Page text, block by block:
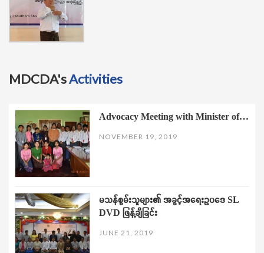
MDCDA'sActivities
Advocacy Meeting with Minister of…
NOVEMBER 19, 2019
မသန်စွမ်းသူများ၏ အခွင့်အရေးဥပဒေ SL
DVD ဖြန့်ချိခြင်း
JUNE 21, 2019